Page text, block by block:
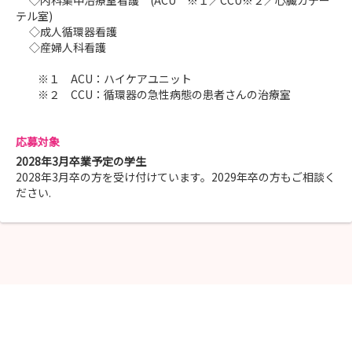
テル室)
◇成人循環器看護
◇産婦人科看護
※１ ACU：ハイケアユニット
※２ CCU：循環器の急性病態の患者さんの治療室
応募対象
2028年3月卒業予定の学生
2028年3月卒の方を受け付けています。2029年卒の方もご相談く
ださい.